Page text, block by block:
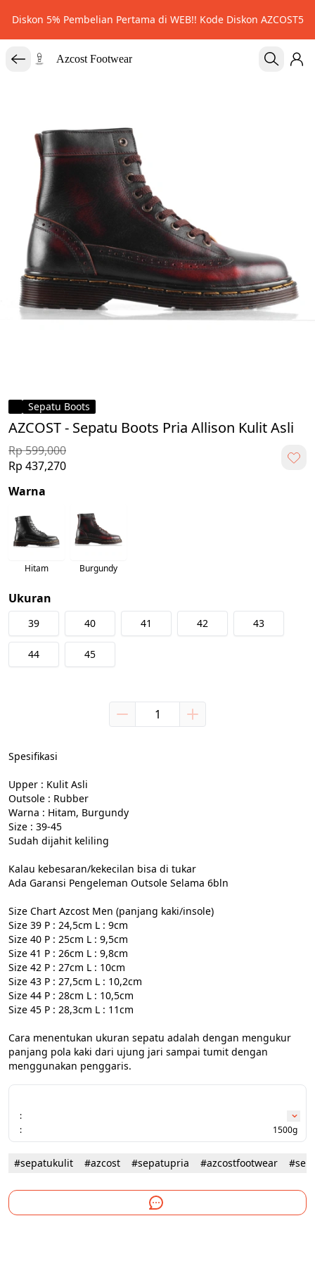
Diskon 5% Pembelian Pertama di WEB!! Kode Diskon AZCOST5
Azcost Footwear
Sepatu Boots
AZCOST - Sepatu Boots Pria Allison Kulit Asli
Rp 599,000
Rp 437,270
Warna
Hitam Burgundy
Ukuran
39 40 41 42 43
44 45
Spesifikasi
Upper : Kulit Asli
Outsole : Rubber
Warna : Hitam, Burgundy
Size : 39-45
Sudah dijahit keliling
Kalau kebesaran/kekecilan bisa di tukar
Ada Garansi Pengeleman Outsole Selama 6bln
Size Chart Azcost Men (panjang kaki/insole)
Size 39 P : 24,5cm L : 9cm
Size 40 P : 25cm L : 9,5cm
Size 41 P : 26cm L : 9,8cm
Size 42 P : 27cm L : 10cm
Size 43 P : 27,5cm L : 10,2cm
Size 44 P : 28cm L : 10,5cm
Size 45 P : 28,3cm L : 11cm
Cara menentukan ukuran sepatu adalah dengan mengukur
panjang pola kaki dari ujung jari sampai tumit dengan
menggunakan penggaris.
:
:
1500g
#sepatukulit #azcost #sepatupria #azcostfootwear